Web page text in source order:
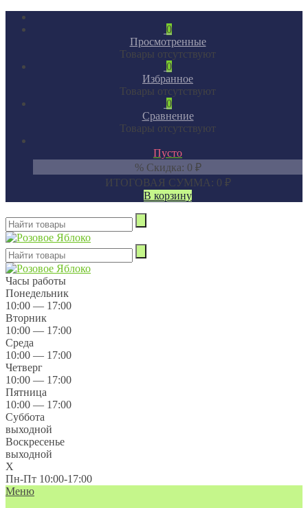
0
Просмотренные
Товары отсутствуют
0
Избранное
Товары отсутствуют
0
Сравнение
Товары отсутствуют
Пусто
% Скидка: 0 ₽
ИТОГОВАЯ СУММА: 0 ₽
В корзину
Часы работы
Понедельник
10:00 — 17:00
Вторник
10:00 — 17:00
Среда
10:00 — 17:00
Четверг
10:00 — 17:00
Пятница
10:00 — 17:00
Суббота
выходной
Воскресенье
выходной
X
Пн-Пт 10:00-17:00
Меню